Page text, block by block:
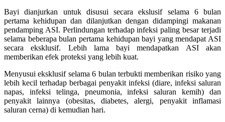
Bayi dianjurkan untuk disusui secara ekslusif selama 6 bulan
pertama kehidupan dan dilanjutkan dengan didampingi makanan
pendamping ASI. Perlindungan terhadap infeksi paling besar terjadi
selama beberapa bulan pertama kehidupan bayi yang mendapat ASI
secara eksklusif. Lebih lama bayi mendapatkan ASI akan
memberikan efek proteksi yang lebih kuat.
Menyusui eksklusif selama 6 bulan terbukti memberikan risiko yang
lebih kecil terhadap berbagai penyakit infeksi (diare, infeksi saluran
napas, infeksi telinga, pneumonia, infeksi saluran kemih) dan
penyakit lainnya (obesitas, diabetes, alergi, penyakit inflamasi
saluran cerna) di kemudian hari.